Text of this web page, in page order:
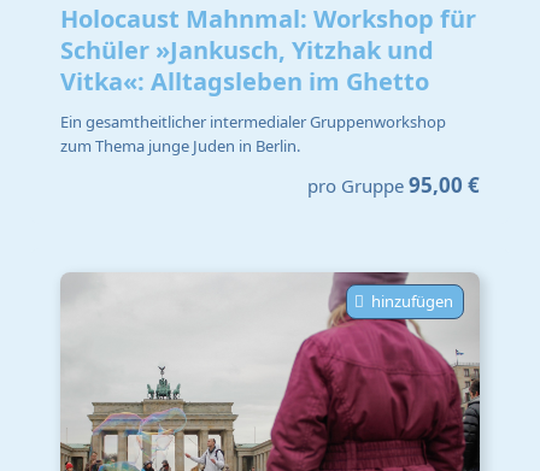
Holocaust Mahnmal: Workshop für
Schüler »Jankusch, Yitzhak und
Vitka«: Alltagsleben im Ghetto
Ein gesamtheitlicher intermedialer Gruppenworkshop
zum Thema junge Juden in Berlin.
pro Gruppe 95,00 €
hinzufügen